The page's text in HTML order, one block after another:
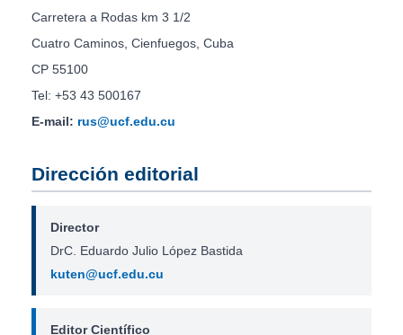
Carretera a Rodas km 3 1/2
Cuatro Caminos, Cienfuegos, Cuba
CP 55100
Tel: +53 43 500167
E-mail: rus@ucf.edu.cu
Dirección editorial
Director
DrC. Eduardo Julio López Bastida
kuten@ucf.edu.cu
Editor Científico